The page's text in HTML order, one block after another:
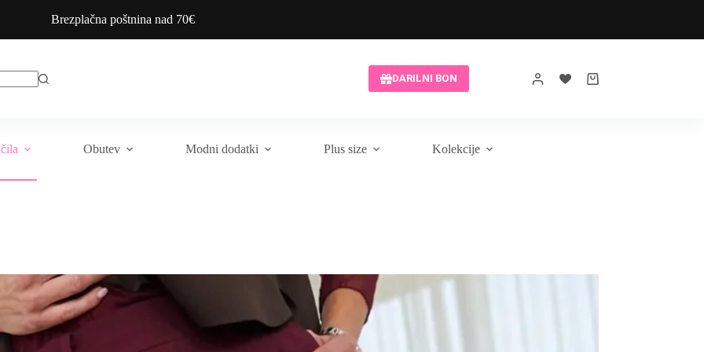
Brezplačna poštnina nad 70€
DARILNI BON
Shopping
Obutev Modni dodatki Plus size Kolekcije